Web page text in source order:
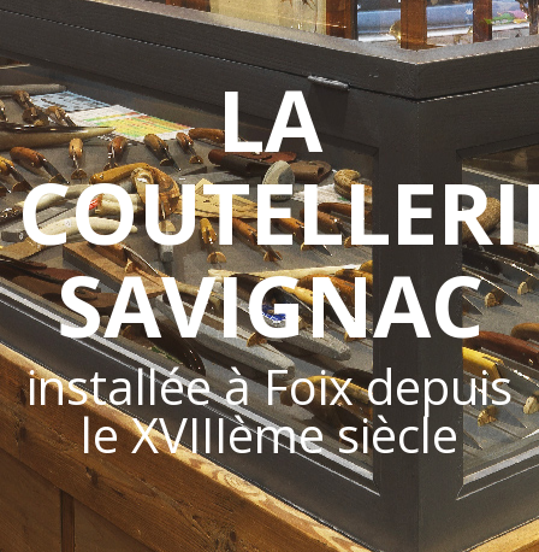
LA
SAVIGNAC
installée à Foix depuis
le XVIIIème siècle